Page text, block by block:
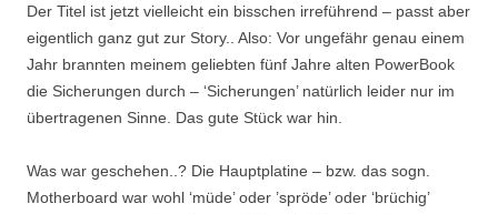
Der Titel ist jetzt vielleicht ein bisschen irreführend – passt aber
eigentlich ganz gut zur Story.. Also: Vor ungefähr genau einem
Jahr brannten meinem geliebten fünf Jahre alten PowerBook
die Sicherungen durch – ‘Sicherungen’ natürlich leider nur im
übertragenen Sinne. Das gute Stück war hin.
Was war geschehen..? Die Hauptplatine – bzw. das sogn.
Motherboard war wohl ‘müde’ oder ’spröde’ oder ‘brüchig’